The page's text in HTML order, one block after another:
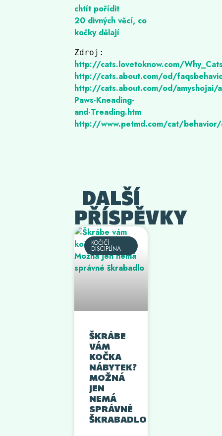
chtít pořídit
20 divných věcí, co
kočky dělají
http://cats.about.com/od/amyshojai/
Paws-Kneading-
http://www.petmd.com/cat/behavior/
DALŠÍ
PŘÍSPĚVKY
KOČIČÍ
DISCIPLÍNA
ŠKRÁBE
VÁM
KOČKA
NÁBYTEK?
MOŽNÁ
JEN
NEMÁ
SPRÁVNÉ
ŠKRABADLO